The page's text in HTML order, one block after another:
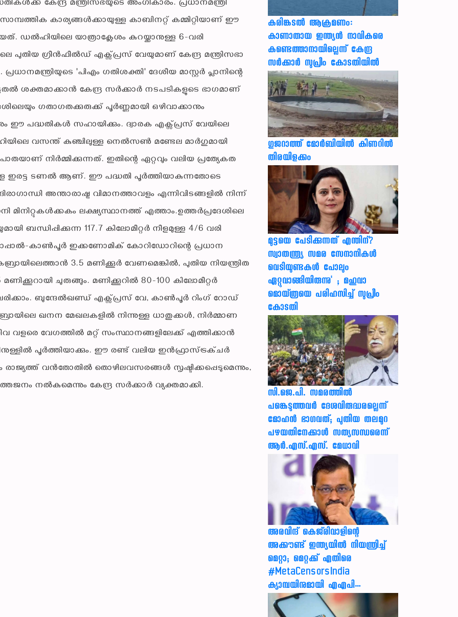
കേന്ദ്ര മന്ത്രിസഭയുടെ അംഗീകാരം. പ്രധാനമന്ത്രി
കാര്യങ്ങൾക്കായുള്ള കാബിനറ്റ് കമ്മിറ്റിയാണ് ഈ
ഡൽഹിയിലെ യാത്രാക്ലേശം കുറയ്ക്കാനുള്ള 6-വരി
പുതിയ ഗ്രീൻഫീൽഡ് എക്സ്പ്രസ് വേയുമാണ് കേന്ദ്ര മന്ത്രിസഭാ
'പിഎം ഗതിശക്തി' ദേശീയ മാസ്റ്റർ പ്ലാനിന്റെ
ശക്തമാക്കാൻ കേന്ദ്ര സർക്കാർ നടപടികളുടെ ഭാഗമാണ്
ഗതാഗതക്കുരുക്ക് പൂർണ്ണമായി ഒഴിവാക്കാനും
ഈ പദ്ധതികൾ സഹായിക്കും. ദ്വാരക എക്സ്പ്രസ് വേയിലെ
വസന്ത് കുഞ്ചിലുള്ള നെൽസൺ മണ്ടേല മാർഗുമായി
പാതയാണ് നിർമ്മിക്കുന്നത്. ഇതിന്റെ ഏറ്റവും വലിയ പ്രത്യേകത
ഇരട്ട ടണൽ ആണ്. ഈ പദ്ധതി പൂർത്തിയാകുന്നതോടെ
അന്താരാഷ്ട്ര വിമാനത്താവളം എന്നിവിടങ്ങളിൽ നിന്ന്
ലക്ഷ്യസ്ഥാനത്ത് എത്താം.ഉത്തർപ്രദേശിലെ
117.7 കിലോമീറ്റർ നീളമുള്ള 4/6 വരി
കാൺപൂർ ഇക്കണോമിക് കോറിഡോറിന്റെ പ്രധാന
3.5 മണിക്കൂർ വേണമെങ്കിൽ, പുതിയ നിയന്ത്രിത
ചുരുങ്ങും. മണിക്കൂറിൽ 80-100 കിലോമീറ്റർ
ബുന്ദേൽഖണ്ഡ് എക്സ്പ്രസ് വേ, കാൺപൂർ റിംഗ് റോഡ്
ഖനന മേഖലകളിൽ നിന്നുള്ള ധാതുക്കൾ, നിർമ്മാണ
വളരെ വേഗത്തിൽ മറ്റ് സംസ്ഥാനങ്ങളിലേക്ക് എത്തിക്കാൻ
പൂർത്തിയാക്കും. ​ഈ രണ്ട് വലിയ ഇൻഫ്രാസ്ട്രക്ചർ
രാജ്യത്ത് വൻതോതിൽ തൊഴിലവസരങ്ങൾ സൃഷ്ടിക്കപ്പെടുമെന്നും,
നൽകുമെന്നും കേന്ദ്ര സർക്കാർ വ്യക്തമാക്കി.
കരിങ്കടൽ ആക്രമണം:
കാണാതായ ഇന്ത്യൻ നാവികരെ
കണ്ടെത്താനായില്ലെന്ന് കേന്ദ്ര
സർക്കാർ സുപ്രീം കോടതിയിൽ
ഗുജറാത്ത് മോർബിയിൽ കിണറിൽ
തിരയിളക്കം
മുട്ടയെ പേടിക്കുന്നത് എന്തിന്?
സ്വാതന്ത്ര്യ സമര സേനാനികൾ
വെടിയുണ്ടകൾ പോലും
ഏറ്റുവാങ്ങിയിരുന്നു' ; മഹുവാ
മൊയ്ത്രയെ പരിഹസിച്ച് സുപ്രീം
കോടതി
സി.ജെ.പി. സമരത്തിൽ
പങ്കെടുത്തവർ ദേശവിരുദ്ധരല്ലെന്ന്
മോഹൻ ഭാഗവത്; പുതിയ തലമുറ
പഴയതിനേക്കാൾ സത്യസന്ധരെന്ന്
ആർ.എസ്.എസ്. മേധാവി
അരവിന്ദ് കെജ്‌രിവാളിന്റെ
അക്കൗണ്ട് ഇന്ത്യയിൽ നിയന്ത്രിച്ച്
മെറ്റാ; മെറ്റക്ക് എതിരെ
#MetaCensorsIndia
ക്യാമ്പയിനുമായി എഎപി…